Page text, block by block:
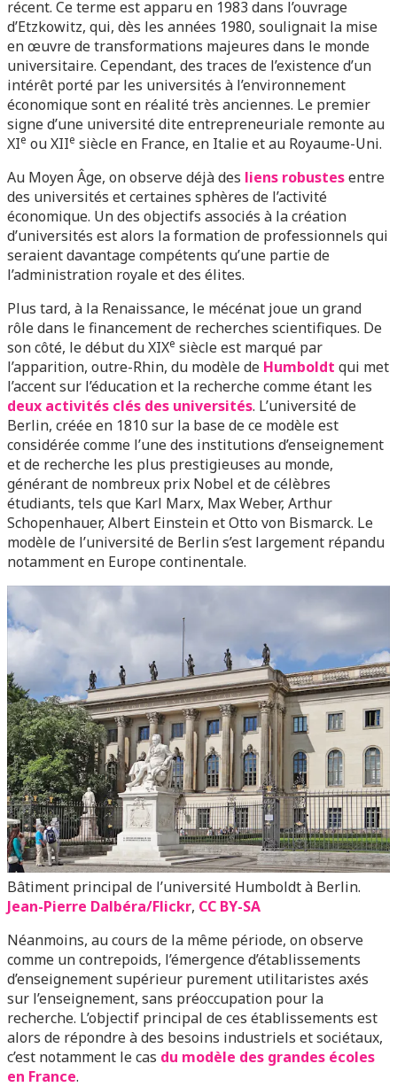
récent. Ce terme est apparu en 1983 dans l’ouvrage
d’Etzkowitz, qui, dès les années 1980, soulignait la mise
en œuvre de transformations majeures dans le monde
universitaire. Cependant, des traces de l’existence d’un
intérêt porté par les universités à l’environnement
économique sont en réalité très anciennes. Le premier
signe d’une université dite entrepreneuriale remonte au
XIe ou XIIe siècle en France, en Italie et au Royaume-Uni.
Au Moyen Âge, on observe déjà des liens robustesentre
des universités et certaines sphères de l’activité
économique. Un des objectifs associés à la création
d’universités est alors la formation de professionnels qui
seraient davantage compétents qu’une partie de
l’administration royale et des élites.
Plus tard, à la Renaissance, le mécénat joue un grand
rôle dans le financement de recherches scientifiques. De
son côté, le début du XIXe siècle est marqué par
l’apparition, outre-Rhin, du modèle de Humboldt qui met
l’accent sur l’éducation et la recherche comme étant les
deux activités clés des universités. L’université de
Berlin, créée en 1810 sur la base de ce modèle est
considérée comme l’une des institutions d’enseignement
et de recherche les plus prestigieuses au monde,
générant de nombreux prix Nobel et de célèbres
étudiants, tels que Karl Marx, Max Weber, Arthur
Schopenhauer, Albert Einstein et Otto von Bismarck. Le
modèle de l’université de Berlin s’est largement répandu
notamment en Europe continentale.
Bâtiment principal de l’université Humboldt à Berlin.
Jean-Pierre Dalbéra/Flickr, CC BY-SA
Néanmoins, au cours de la même période, on observe
comme un contrepoids, l’émergence d’établissements
d’enseignement supérieur purement utilitaristes axés
sur l’enseignement, sans préoccupation pour la
recherche. L’objectif principal de ces établissements est
alors de répondre à des besoins industriels et sociétaux,
c’est notamment le cas du modèle des grandes écoles
en France.